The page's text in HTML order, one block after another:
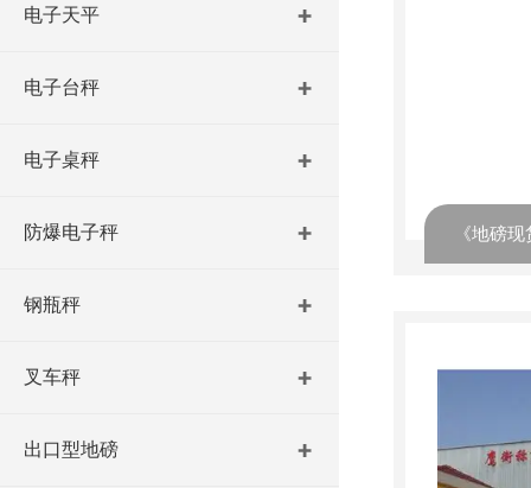
电子天平
电子台秤
电子桌秤
防爆电子秤
钢瓶秤
叉车秤
出口型地磅